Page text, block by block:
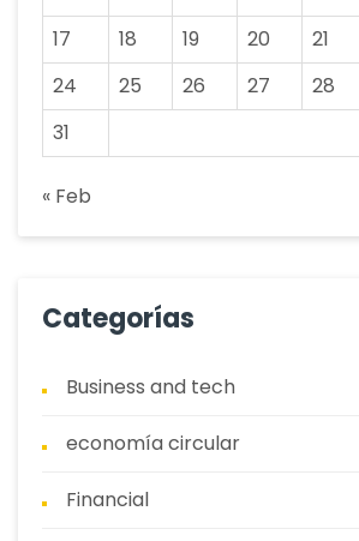
17
18 19 20 21
24
25 26 27 28
31
« Feb
Categorías
Business and tech
economía circular
Financial